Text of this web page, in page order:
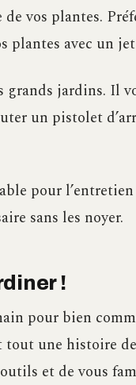
vos plantes.
plantes avec un
jardins. Il
un pistolet
pour
sans les noyer.
!
pour bien
tout une histoire
et de vous